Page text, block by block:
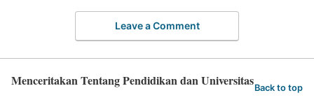
Leave a Comment
Menceritakan Tentang Pendidikan dan UniversitasBack to top